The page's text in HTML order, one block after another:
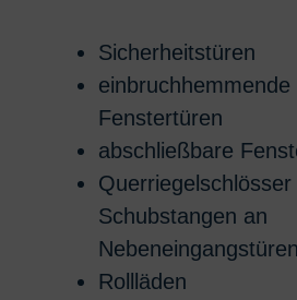
Sicherheitstüren
Fenstertüren
abschließbare
Schubstangen an
Nebeneingangstüren
Rollläden